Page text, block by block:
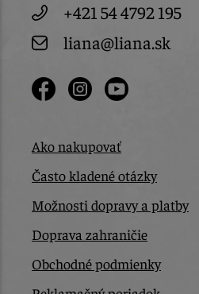
+421 54 4792 195
liana@liana.sk
Ako nakupovať
Často kladené otázky
Možnosti dopravy a platby
Doprava zahraničie
Obchodné podmienky